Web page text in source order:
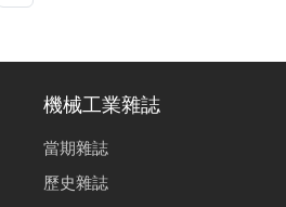
機械工業雜誌
當期雜誌
歷史雜誌